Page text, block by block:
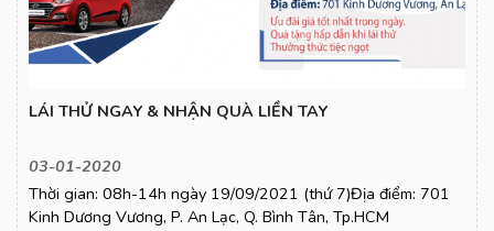
LÁI THỬ NGAY & NHẬN QUÀ LIỀN TAY
03-01-2020
Thời gian: 08h-14h ngày 19/09/2021 (thứ 7)Địa điểm: 701
Kinh Dương Vương, P. An Lạc, Q. Bình Tân, Tp.HCM